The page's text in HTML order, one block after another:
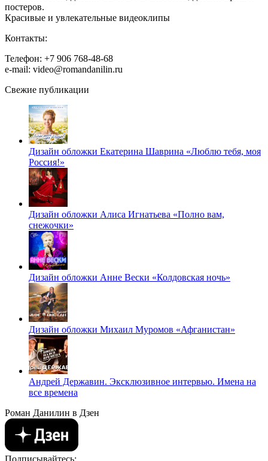
постеров.
Красивые и увлекательные видеоклипы
Контакты:
Телефон: +7 906 768-48-68
e-mail: video@romandanilin.ru
Свежие публикации
Дизайн обложки Екатерина Шаврина «Люблю тебя, моя
Россия!»
Дизайн обложки Алиса Игнатьева «Полно вам,
снежочки»
Дизайн обложки Анне Вески «Колдовская ночь»
Дизайн обложки Михаил Муромов «Афганистан»
Андрей Державин. Эксклюзивное интервью. Имена на
все времена
Роман Данилин в Дзен
Подписывайтесь: